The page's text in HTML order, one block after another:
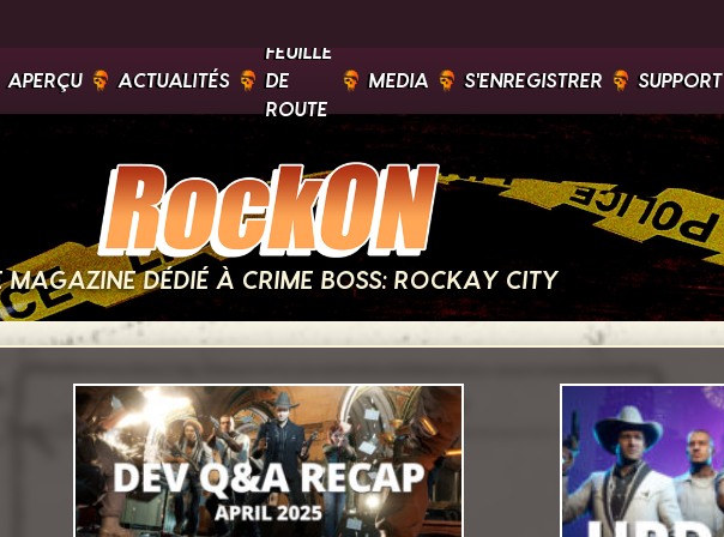
APERÇU ACTUALITÉS
FEUILLE
DE
ROUTE
MEDIA S'ENREGISTRER SUPPORT
MAGAZINE DÉDIÉ À CRIME BOSS: ROCKAY CITY